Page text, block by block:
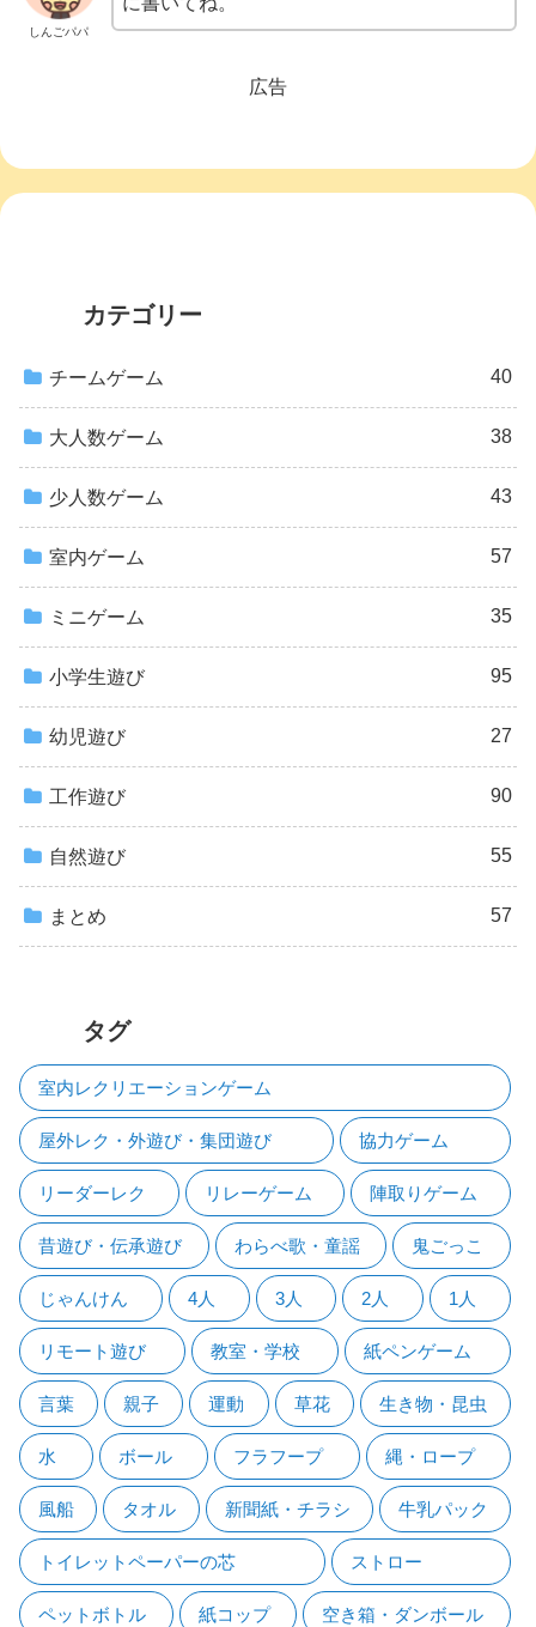
しんごパパ
広告
カテゴリー
チームゲーム 40
大人数ゲーム 38
少人数ゲーム 43
室内ゲーム 57
ミニゲーム 35
小学生遊び 95
幼児遊び 27
工作遊び 90
自然遊び 55
まとめ 57
タグ
室内レクリエーションゲーム
屋外レク・外遊び・集団遊び 協力ゲーム
リーダーレク リレーゲーム 陣取りゲーム
昔遊び・伝承遊び わらべ歌・童謡 鬼ごっこ
じゃんけん 4人 3人 2人 1人
リモート遊び 教室・学校 紙ペンゲーム
言葉 親子 運動 草花 生き物・昆虫
水 ボール フラフープ 縄・ロープ
風船 タオル 新聞紙・チラシ 牛乳パック
トイレットペーパーの芯 ストロー
ペットボトル 紙コップ 空き箱・ダンボール